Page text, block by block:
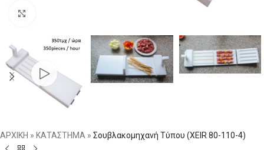
ΑΡΧΙΚΗ » ΚΑΤΑΣΤΗΜΑ » Σουβλακομηχανή Τύπου (XEIR 80-110-4)